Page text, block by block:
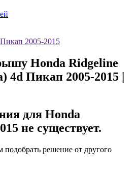
2005-2015
Honda Ridgeline
4d Пикап 2005-2015 |
для Honda
не существует.
решение от другого